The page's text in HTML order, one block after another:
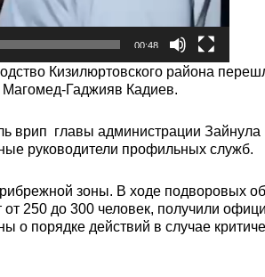
00:48
Кизилюртовского района
Гаджияв Кадиев.
врип главы администрации
руководители профильных служб.
зоны. В ходе подворовых
250 до 300 человек, получили
порядке действий в случае